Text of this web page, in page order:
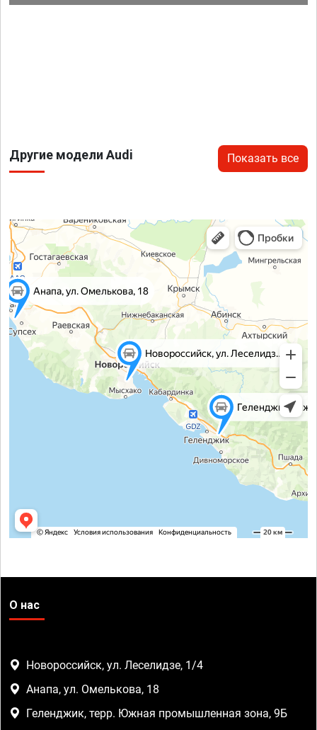
Другие модели Audi Показать все
О нас
Новороссийск, ул. Леселидзе, 1/4
Анапа, ул. Омелькова, 18
Геленджик, терр. Южная промышленная зона, 9Б